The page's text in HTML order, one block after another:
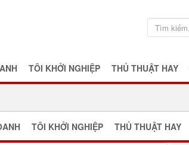
TÔI KHỞI NGHIỆP THỦ THUẬT HAY
TÔI KHỞI NGHIỆP THỦ THUẬT HAY